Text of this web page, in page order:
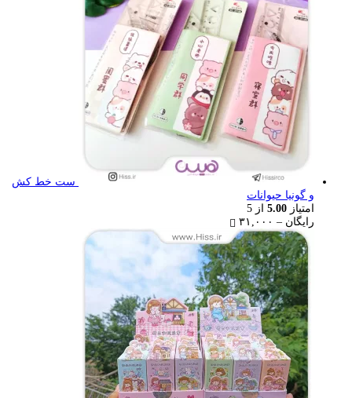
ست خط کش
و گونیا حیوانات
امتیاز 5.00 از 5
رایگان – ۳۱,۰۰۰
range:
رایگان
through
۳۱,۰۰۰ تومان